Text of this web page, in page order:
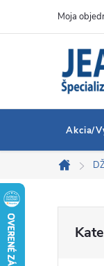
Moja
Akcia/
Domov
kategórie